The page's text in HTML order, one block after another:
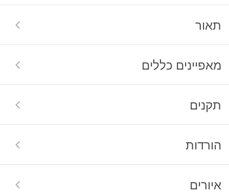
תאור
מאפיינים כללים
תקנים
הורדות
איורים